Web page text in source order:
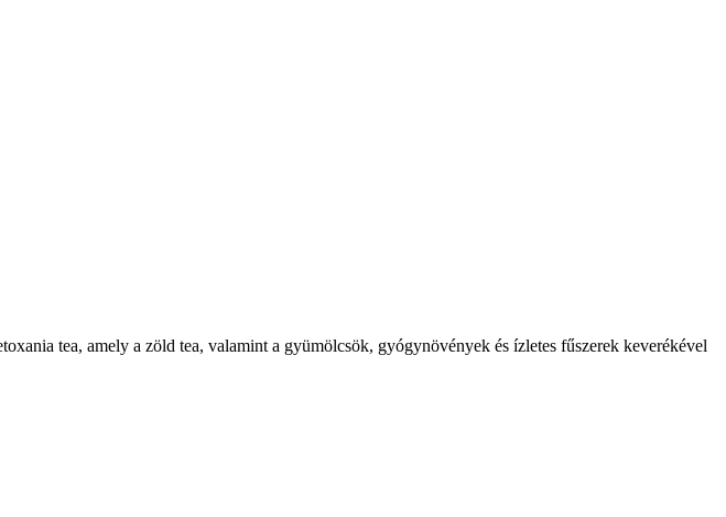
tea, amely a zöld tea, valamint a gyümölcsök, gyógynövények és ízletes fűszerek keverékével